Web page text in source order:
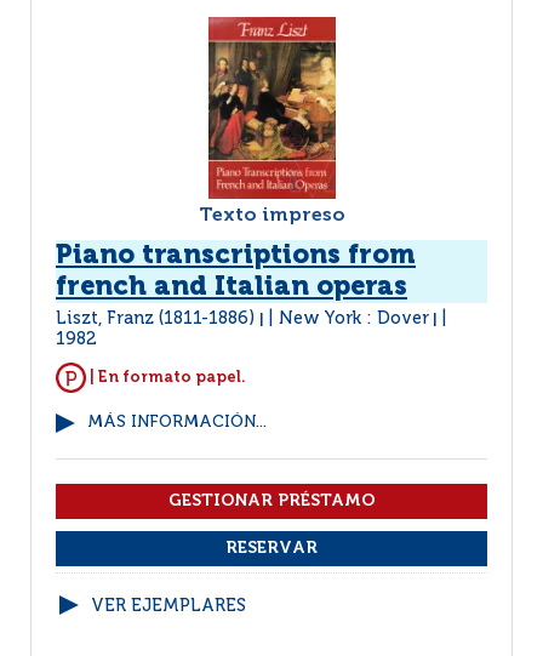
Texto impreso
Piano transcriptions from
french and Italian operas
Liszt, Franz (1811-1886) New York : Dover
1982
| En formato papel.
MÁS INFORMACIÓN...
VER EJEMPLARES